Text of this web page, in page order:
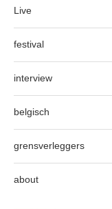
Live
festival
interview
belgisch
grensverleggers
about